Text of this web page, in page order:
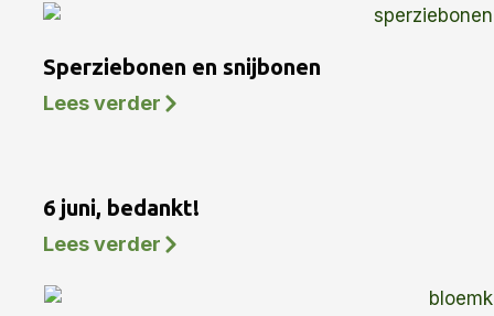
Sperziebonen en snijbonen
Lees verder
6 juni, bedankt!
Lees verder